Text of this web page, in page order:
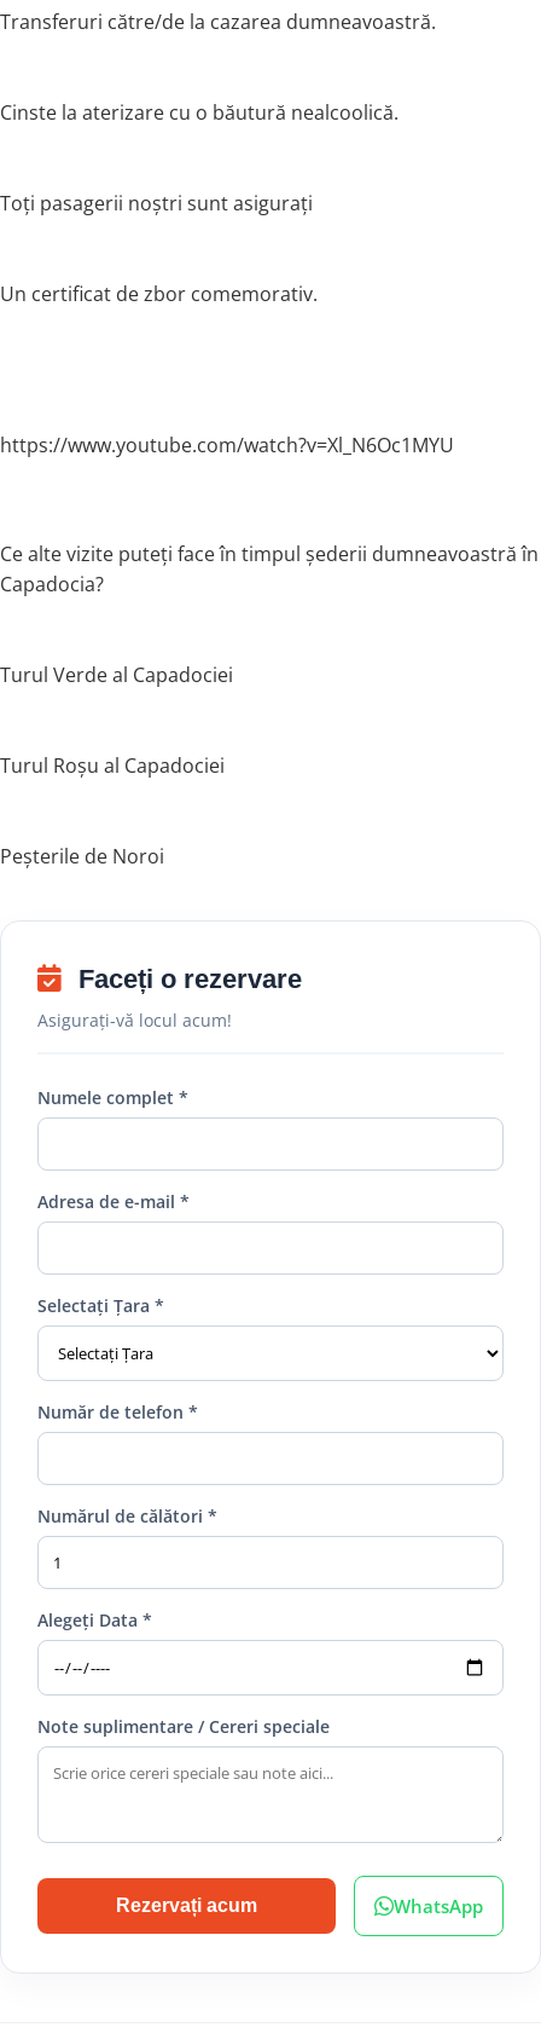
Transferuri către/de la cazarea dumneavoastră.
Cinste la aterizare cu o băutură nealcoolică.
Toți pasagerii noștri sunt asigurați
Un certificat de zbor comemorativ.
https://www.youtube.com/watch?v=Xl_N6Oc1MYU
Ce alte vizite puteți face în timpul șederii dumneavoastră în
Capadocia?
Turul Verde al Capadociei
Turul Roșu al Capadociei
Peșterile de Noroi
Faceți o rezervare
Asigurați-vă locul acum!
Numele complet *
Adresa de e-mail *
Selectați Țara *
Număr de telefon *
Numărul de călători *
Alegeți Data *
Note suplimentare / Cereri speciale
Rezervați acum WhatsApp